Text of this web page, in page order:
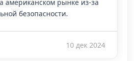
американском рынке из-за
безопасности.
10 дек 2024